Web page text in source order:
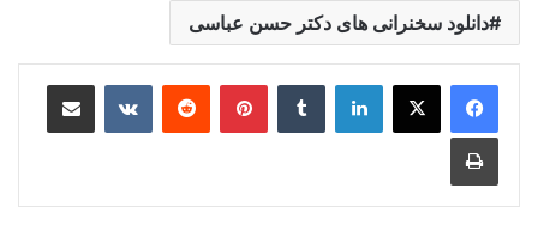
دانلود سخنرانی های دکتر حسن عباسی
لینکدین ‫تامبلر ‫پین‌ترست‫رددیت ‫VKontakteاشتراک گذاری از طریق ایمیل
چاپ